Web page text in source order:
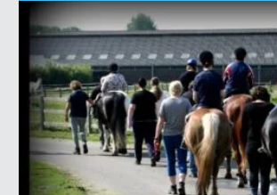
Konijnenhouderij
Melkveehouderij
Paardenhouderij
Pluimveehouderij
Schapenhouderij
Varkenshouderij
Bollenteelt
Bomen, vaste planten en zomerbloemen
Fruitteelt
Glastuinbouw
Paddenstoelen
Vollegrondsgroente
Vrouw en Bedrijf
Nieuws
Nieuwsabonnement
Webinars
Over LTO
LTO Nederland